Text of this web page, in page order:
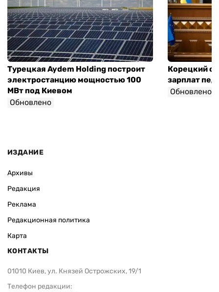
Турецкая Aydem Holding построит
электростанцию мощностью 100
МВт под Киевом
Обновлено
Корецкий
зарплат
Обновлено
ИЗДАНИЕ
Архивы
Редакция
Реклама
Редакционная политика
Карта
КОНТАКТЫ
01010 Киев, ул. Князей Острожских, 19/1
Телефон редакции: